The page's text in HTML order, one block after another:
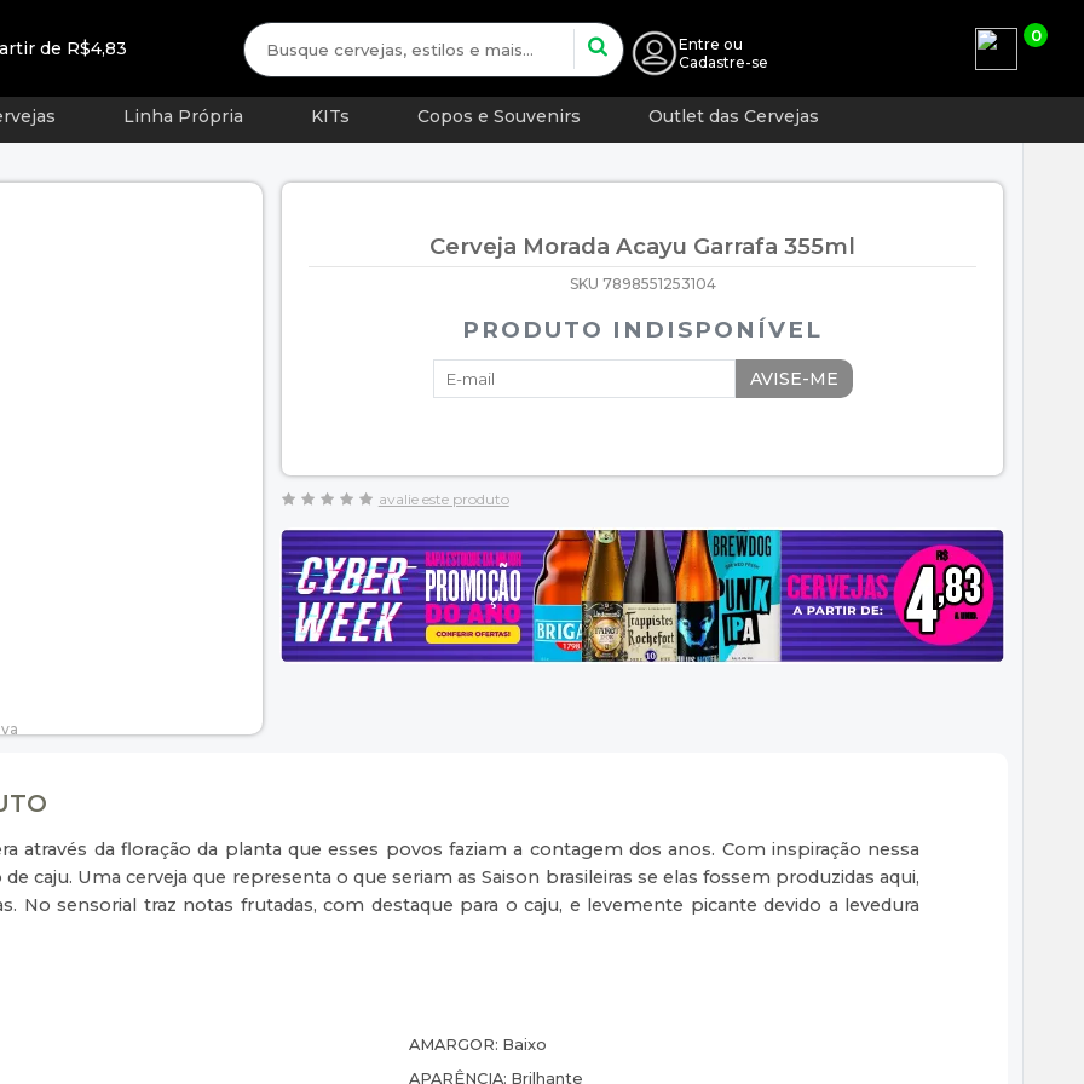
de R$4,83 Entre ou
Cadastre-se
0
Linha Própria KITs Copos e Souvenirs Outlet das Cervejas
Cerveja Morada Acayu Garrafa 355ml
SKU 7898551253104
PRODUTO INDISPONÍVEL
AVISE-ME
avalie este produto
através da floração da planta que esses povos faziam a contagem dos anos. Com inspiração nessa
caju. Uma cerveja que representa o que seriam as Saison brasileiras se elas fossem produzidas aqui,
No sensorial traz notas frutadas, com destaque para o caju, e levemente picante devido a levedura
AMARGOR: Baixo
APARÊNCIA: Brilhante